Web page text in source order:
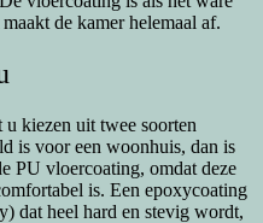
de kamer helemaal af.
kiezen uit twee soorten
is voor een woonhuis, dan is
PU vloercoating, omdat deze
is. Een epoxycoating
dat heel hard en stevig wordt,